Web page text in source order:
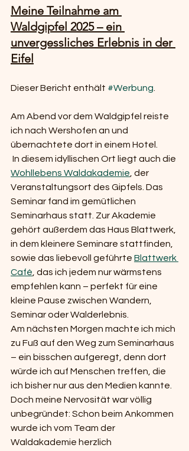
Meine Teilnahme am
Waldgipfel 2025 – ein
unvergessliches Erlebnis in der
Eifel
Dieser Bericht enthält #Werbung
Am Abend vor dem Waldgipfel reiste
ich nach Wershofen an und
übernachtete dort in einem Hotel.
In diesem idyllischen Ort liegt auch die
Wohllebens Waldakademie , der
Veranstaltungsort des Gipfels. Das
Seminar fand im gemütlichen
Seminarhaus statt. Zur Akademie
gehört außerdem das Haus Blattwerk,
in dem kleinere Seminare stattfinden,
sowie das liebevoll geführte Blattwerk
Café , das ich jedem nur wärmstens
empfehlen kann – perfekt für eine
kleine Pause zwischen Wandern,
Seminar oder Walderlebnis.
Am nächsten Morgen machte ich mich
zu Fuß auf den Weg zum Seminarhaus
– ein bisschen aufgeregt, denn dort
würde ich auf Menschen treffen, die
ich bisher nur aus den Medien kannte.
Doch meine Nervosität war völlig
unbegründet: Schon beim Ankommen
wurde ich vom Team der
Waldakademie herzlich